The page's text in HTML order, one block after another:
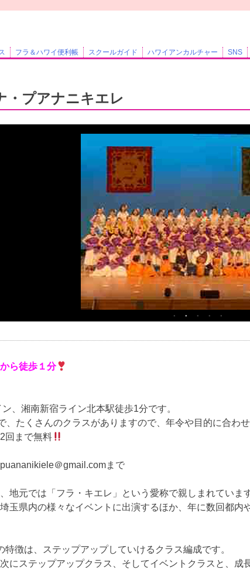
フラ＆ハワイ便利帳 スクールガイド ハワイアンカルチャー SNS
・プアナニキエレ
ら徒歩１分
、湘南新宿ライン北本駅徒歩1分です。
、たくさんのクラスがありますので、年令や目的に合わ
回まで無料
＠gmail.comまで
地元では「フラ・キエレ」という愛称で親しまれています
玉県内の様々なイベントに出演するほか、年に数回都内
特徴は、ステップアップしていけるクラス編成です。
にステップアップクラス、そしてイベントクラスと、成